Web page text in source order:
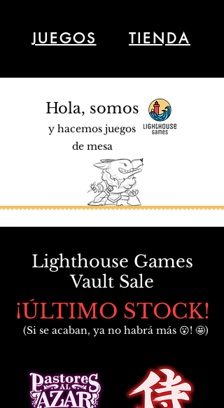
JUEGOS TIENDA
Hola, somos
y hacemos juegos
de mesa
Lighthouse Games
Vault Sale
¡ÚLTIMO STOCK!
(Si se acaban, ya no habrá más 😮! 🤩)